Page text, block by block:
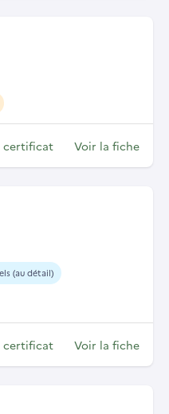
certificat Voir la fiche
(au détail)
certificat Voir la fiche